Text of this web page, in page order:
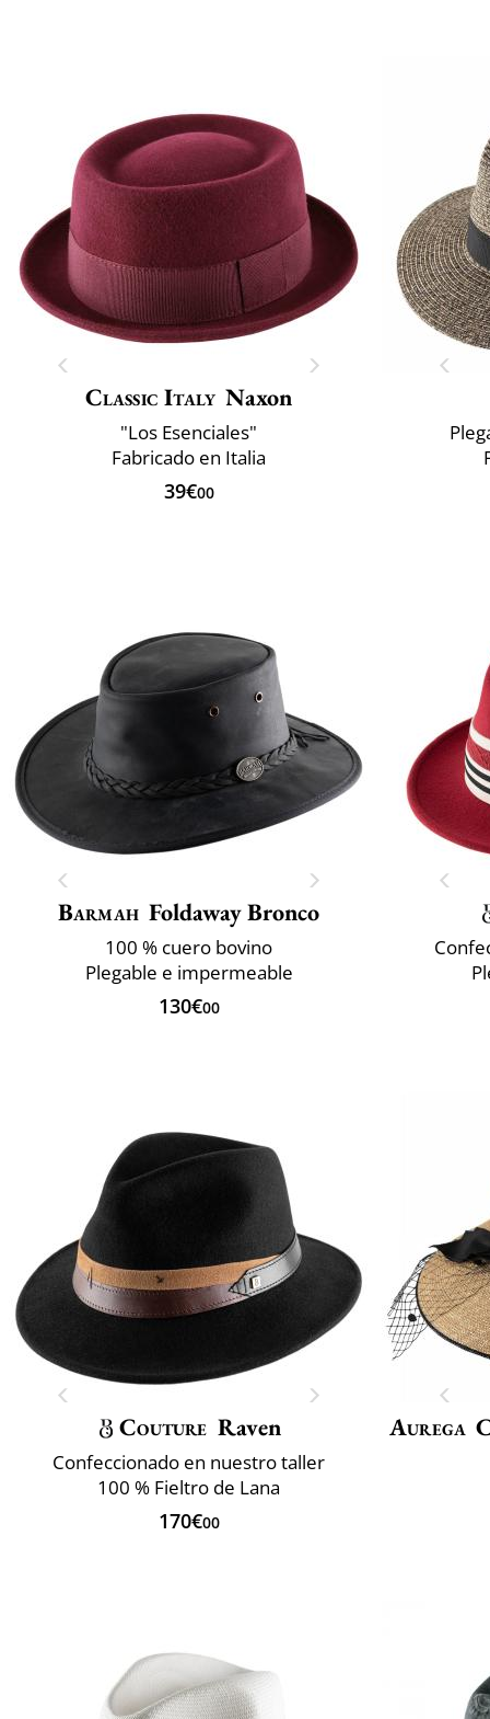
Classic Italy Naxon
"Los Esenciales"
Fabricado en Italia
39€00
Barmah Foldaway Bronco
100 % cuero bovino
Plegable e impermeable
130€00
Couture Raven
Confeccionado en nuestro taller
100 % Fieltro de Lana
170€00
Aurega